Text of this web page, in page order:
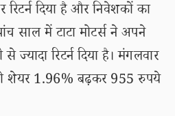
दिया है और निवेशकों का
साल में टाटा मोटर्स ने अपने
रिटर्न दिया है। मंगलवार
शेयर 1.96% बढ़कर 955 रुपये